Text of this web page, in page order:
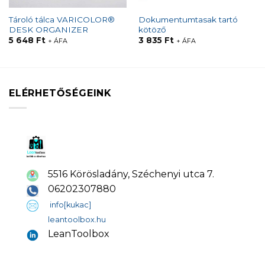
Tároló tálca VARICOLOR®
DESK ORGANIZER
5 648 Ft + ÁFA
Dokumentumtasak tartó
kötöző
3 835 Ft + ÁFA
ELÉRHETŐSÉGEINK
5516 Körösladány, Széchenyi utca 7.
06202307880
info[kukac]
leantoolbox.hu
LeanToolbox